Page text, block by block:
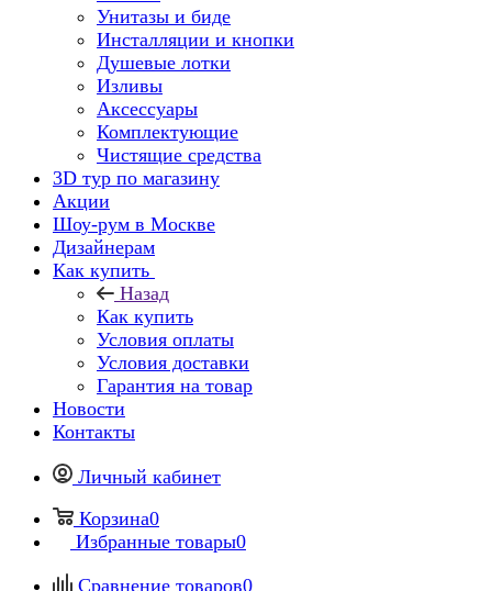
Унитазы и биде
Инсталляции и кнопки
Душевые лотки
Изливы
Аксессуары
Комплектующие
Чистящие средства
3D тур по магазину
Акции
Шоу-рум в Москве
Дизайнерам
Как купить
Назад
Как купить
Условия оплаты
Условия доставки
Гарантия на товар
Новости
Контакты
Личный кабинет
Корзина0
Избранные товары0
Сравнение товаров0